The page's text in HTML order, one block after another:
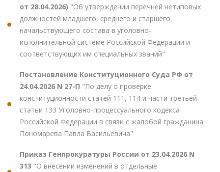
от 28.04.2026) "Об утверждении перечней нетиповых
должностей младшего, среднего и старшего
начальствующего состава в уголовно-
исполнительной системе Российской Федерации и
соответствующих им специальных званий"
Постановление Конституционного Суда РФ от
24.04.2026 N 27-П "По делу о проверке
конституционности статей 111, 114 и части третьей
статьи 133 Уголовно-процессуального кодекса
Российской Федерации в связи с жалобой гражданина
Пономарева Павла Васильевича"
Приказ Генпрокуратуры России от 23.04.2026 N
313 "О внесении изменений в отдельные